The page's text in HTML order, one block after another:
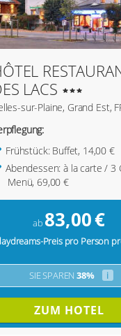
LACS
sur-Plaine, Grand Est,
Frühstück: Buffet, 14,00 €
Abendessen: à la carte / 3
Menü, 69,00 €
ab 83,00€
Preis pro Person
SIE SPAREN 38% i
ZUM HOTEL